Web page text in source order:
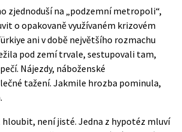
zjednoduší na „podzemní metropoli“,
o opakovaně využívaném krizovém
ani v době největšího rozmachu
pod zemí trvale, sestupovali tam,
Nájezdy, náboženské
tažení. Jakmile hrozba pominula,
hloubit, není jisté. Jedna z hypotéz mluví